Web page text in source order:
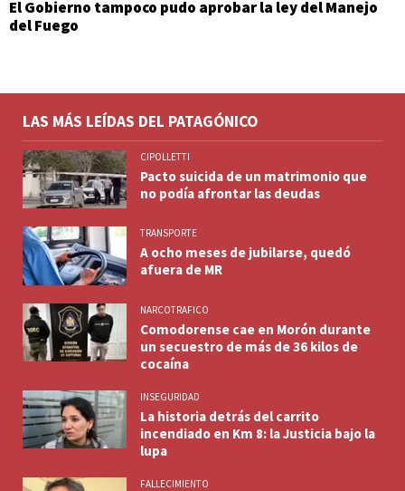
El Gobierno tampoco pudo aprobar la ley del Manejo
del Fuego
LAS MÁS LEÍDAS DEL PATAGÓNICO
CIPOLLETTI
Pacto suicida de un matrimonio que
no podía afrontar las deudas
TRANSPORTE
A ocho meses de jubilarse, quedó
afuera de MR
NARCOTRAFICO
Comodorense cae en Morón durante
un secuestro de más de 36 kilos de
cocaína
INSEGURIDAD
La historia detrás del carrito
incendiado en Km 8: la Justicia bajo la
lupa
FALLECIMIENTO